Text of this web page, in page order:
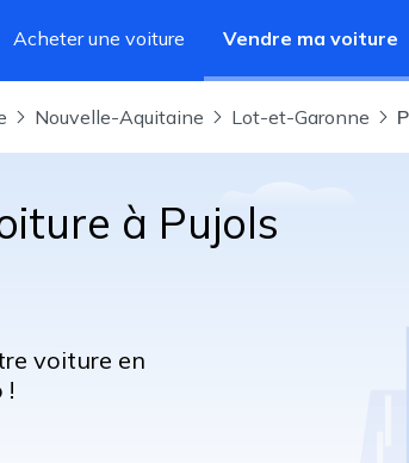
Acheter une voiture
Vendre ma voiture
Nouvelle-Aquitaine Lot-et-Garonne
à Pujols
voiture en
!